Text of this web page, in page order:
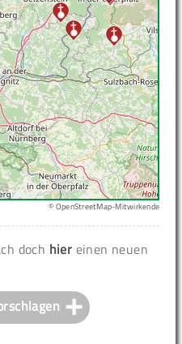
© OpenStreetMap-Mitwirkende
doch hier einen neuen